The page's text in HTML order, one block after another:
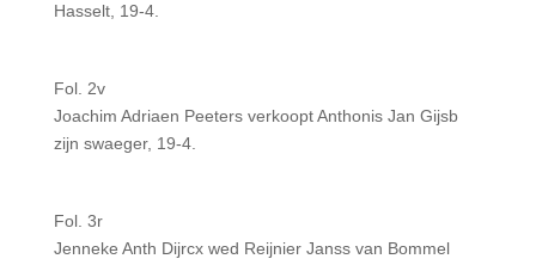
Hasselt, 19-4.
Fol. 2v
Joachim Adriaen Peeters verkoopt Anthonis Jan Gijsb
zijn swaeger, 19-4.
Fol. 3r
Jenneke Anth Dijrcx wed Reijnier Janss van Bommel